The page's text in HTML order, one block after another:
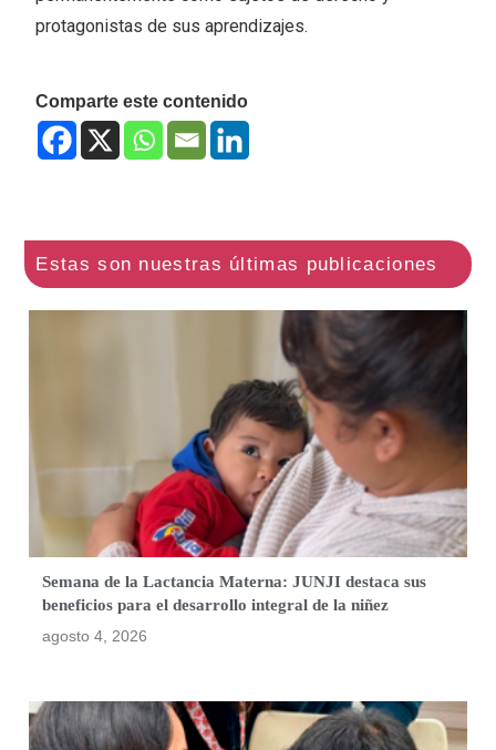
protagonistas de sus aprendizajes.
Comparte este contenido
Semana de la Lactancia Materna: JUNJI destaca sus
beneficios para el desarrollo integral de la niñez
agosto 4, 2026